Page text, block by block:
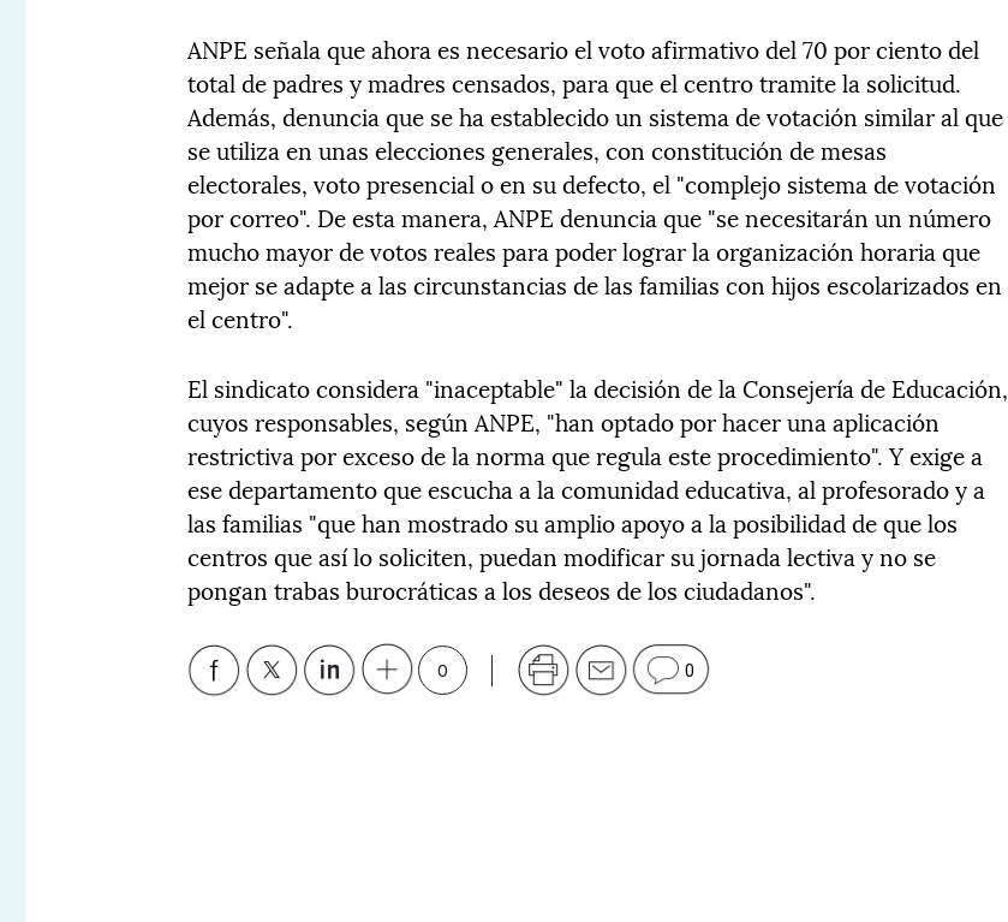
ANPE señala que ahora es necesario el voto afirmativo del 70 por ciento del
total de padres y madres censados, para que el centro tramite la solicitud.
Además, denuncia que se ha establecido un sistema de votación similar al que
se utiliza en unas elecciones generales, con constitución de mesas
electorales, voto presencial o en su defecto, el "complejo sistema de votación
por correo". De esta manera, ANPE denuncia que "se necesitarán un número
mucho mayor de votos reales para poder lograr la organización horaria que
mejor se adapte a las circunstancias de las familias con hijos escolarizados en
el centro".
El sindicato considera "inaceptable" la decisión de la Consejería de Educación,
cuyos responsables, según ANPE, "han optado por hacer una aplicación
restrictiva por exceso de la norma que regula este procedimiento". Y exige a
ese departamento que escucha a la comunidad educativa, al profesorado y a
las familias "que han mostrado su amplio apoyo a la posibilidad de que los
centros que así lo soliciten, puedan modificar su jornada lectiva y no se
pongan trabas burocráticas a los deseos de los ciudadanos".
0 0